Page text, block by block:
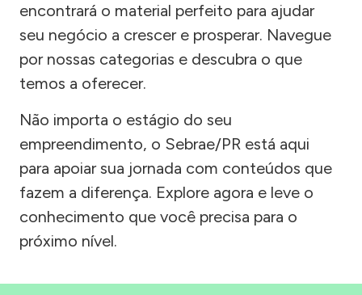
encontrará o material perfeito para ajudar
seu negócio a crescer e prosperar. Navegue
por nossas categorias e descubra o que
temos a oferecer.
Não importa o estágio do seu
empreendimento, o Sebrae/PR está aqui
para apoiar sua jornada com conteúdos que
fazem a diferença. Explore agora e leve o
conhecimento que você precisa para o
próximo nível.